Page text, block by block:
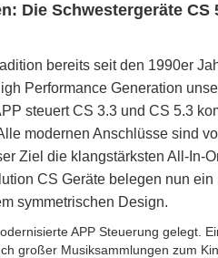
Die Schwestergeräte CS
bereits seit den 1990er
Performance Generation
steuert CS 3.3 und CS 5.3
modernen Anschlüsse sind
Ziel die klangstärksten All-In-
CS Geräte belegen nun
symmetrischen Design.
APP Steuerung gelegt.
großer Musiksammlungen zum